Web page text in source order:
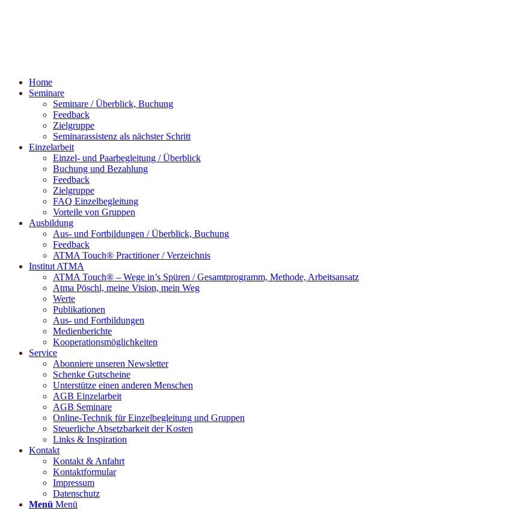
Home
Seminare
Seminare / Überblick, Buchung
Feedback
Zielgruppe
Seminarassistenz als nächster Schritt
Einzelarbeit
Einzel- und Paarbegleitung / Überblick
Buchung und Bezahlung
Feedback
Zielgruppe
FAQ Einzelbegleitung
Vorteile von Gruppen
Ausbildung
Aus- und Fortbildungen / Überblick, Buchung
Feedback
ATMA Touch® Practitioner / Verzeichnis
Institut ATMA
ATMA Touch® – Wege in’s Spüren / Gesamtprogramm, Methode, Arbeitsansatz
Atma Pöschl, meine Vision, mein Weg
Werte
Publikationen
Aus- und Fortbildungen
Medienberichte
Kooperationsmöglichkeiten
Service
Abonniere unseren Newsletter
Schenke Gutscheine
Unterstütze einen anderen Menschen
AGB Einzelarbeit
AGB Seminare
Online-Technik für Einzelbegleitung und Gruppen
Steuerliche Absetzbarkeit der Kosten
Links & Inspiration
Kontakt
Kontakt & Anfahrt
Kontaktformular
Impressum
Datenschutz
Menü Menü